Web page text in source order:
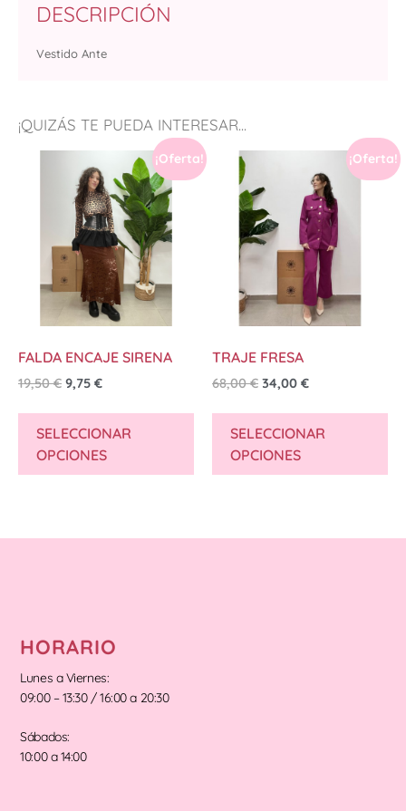
¡QUIZÁS TE PUEDA INTERESAR...
¡Oferta!
FALDA ENCAJE SIRENA
19,50€ 9,75 €
SELECCIONAR
OPCIONES
¡Oferta!
TRAJE FRESA
68,00€ 34,00 €
SELECCIONAR
OPCIONES
DESCRIPCIÓN
Vestido Ante
HORARIO
Lunes a Viernes:
09:00 – 13:30 / 16:00 a 20:30
Sábados:
10:00 a 14:00